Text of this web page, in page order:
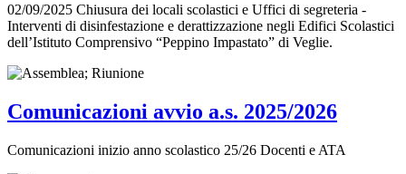
02/09/2025 Chiusura dei locali scolastici e Uffici di segreteria -
Interventi di disinfestazione e derattizzazione negli Edifici Scolastici
dell’Istituto Comprensivo “Peppino Impastato” di Veglie.
Comunicazioni avvio a.s. 2025/2026
Comunicazioni inizio anno scolastico 25/26 Docenti e ATA